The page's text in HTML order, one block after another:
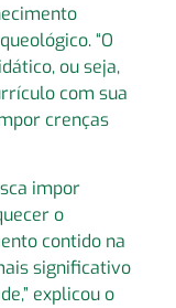
“O
ou seja,
com sua
crenças
impor
o
contido na
significativo
explicou o